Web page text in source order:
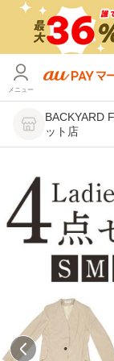
メニュー
BACKYARD
ット店